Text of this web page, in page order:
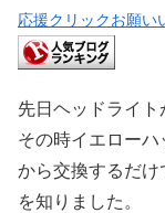
応援クリックお願い
先日ヘッドライト
その時イエロー
から交換するだ
を知りました。